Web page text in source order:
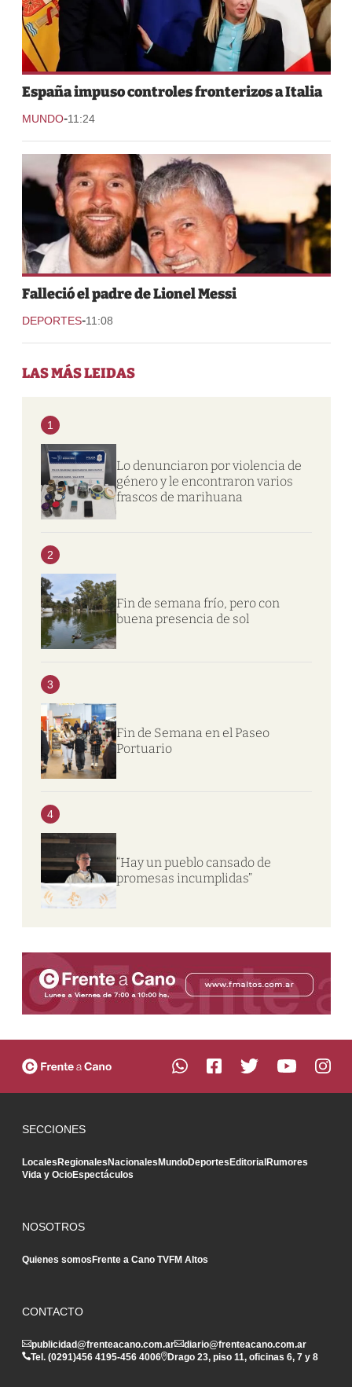
España impuso controles fronterizos a Italia
MUNDO-11:24
Falleció el padre de Lionel Messi
DEPORTES-11:08
LAS MÁS LEIDAS
1
Lo denunciaron por violencia de
género y le encontraron varios
frascos de marihuana
2
Fin de semana frío, pero con
buena presencia de sol
3
Fin de Semana en el Paseo
Portuario
4
“Hay un pueblo cansado de
promesas incumplidas”
SECCIONES
LocalesRegionalesNacionalesMundoDeportesEditorialRumores
Vida y OcioEspectáculos
NOSOTROS
Quienes somosFrente a Cano TVFM Altos
CONTACTO
publicidad@frenteacano.com.ar
diario@frenteacano.com.ar
Tel. (0291)456 4195-456 4006 Drago 23, piso 11, oficinas 6, 7 y 8